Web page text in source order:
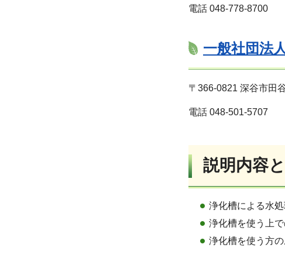
電話 048-778-8700
一般社団法
〒366-0821 深谷市田
電話 048-501-5707
説明内容
浄化槽による水
浄化槽を使う上
浄化槽を使う方